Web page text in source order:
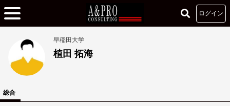
ログイン
早稲田大学
植田 拓海
総合